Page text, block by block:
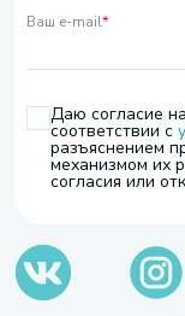
Ваш e-mail*
Даю согласие
соответствии с
разъяснением
механизмом их
согласия или